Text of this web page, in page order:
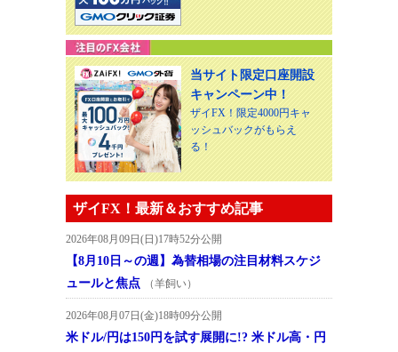
当サイト限定口座開設
キャンペーン中！
ザイFX！限定4000円キャ
ッシュバックがもらえ
る！
ザイFX！最新＆おすすめ記事
2026年08月09日(日)17時52分公開
【8月10日～の週】為替相場の注目材料スケジ
ュールと焦点
（羊飼い）
2026年08月07日(金)18時09分公開
米ドル/円は150円を試す展開に!? 米ドル高・円